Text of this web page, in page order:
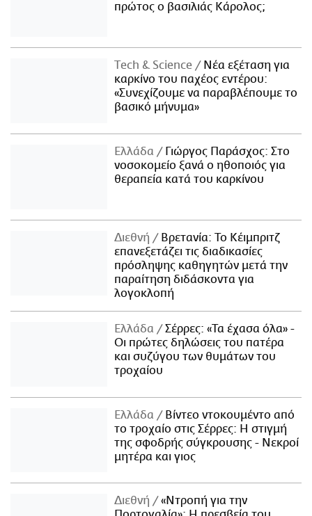
πρώτος ο βασιλιάς Κάρολος;
Τech & Science
Νέα εξέταση για
καρκίνο του παχέος εντέρου:
«Συνεχίζουμε να παραβλέπουμε το
βασικό μήνυμα»
Ελλάδα
Γιώργος Παράσχος: Στο
νοσοκομείο ξανά ο ηθοποιός για
θεραπεία κατά του καρκίνου
Διεθνή
Βρετανία: Το Κέιμπριτζ
επανεξετάζει τις διαδικασίες
πρόσληψης καθηγητών μετά την
παραίτηση διδάσκοντα για
λογοκλοπή
Ελλάδα
Σέρρες: «Τα έχασα όλα» -
Οι πρώτες δηλώσεις του πατέρα
και συζύγου των θυμάτων του
τροχαίου
Ελλάδα
Βίντεο ντοκουμέντο από
το τροχαίο στις Σέρρες: Η στιγμή
της σφοδρής σύγκρουσης - Νεκροί
μητέρα και γιος
Διεθνή
«Ντροπή για την